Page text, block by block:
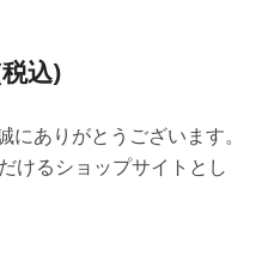
込)
ありがとうございます。
けるショップサイトとし